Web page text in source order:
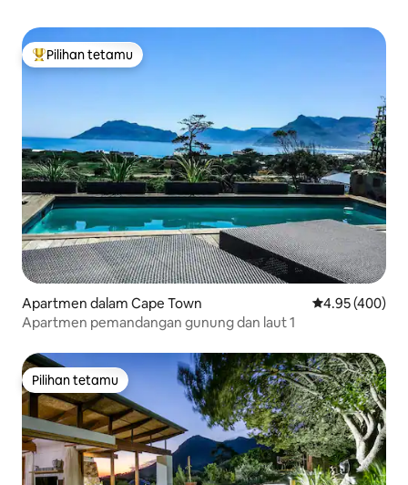
Pilihan utama tetamu
Pilihan tetamu
Apartmen dalam Cape Town Penarafan
4.95 (400)
Apartmen pemandangan gunung dan laut 1
Pilihan tetamu
Pilihan tetamu